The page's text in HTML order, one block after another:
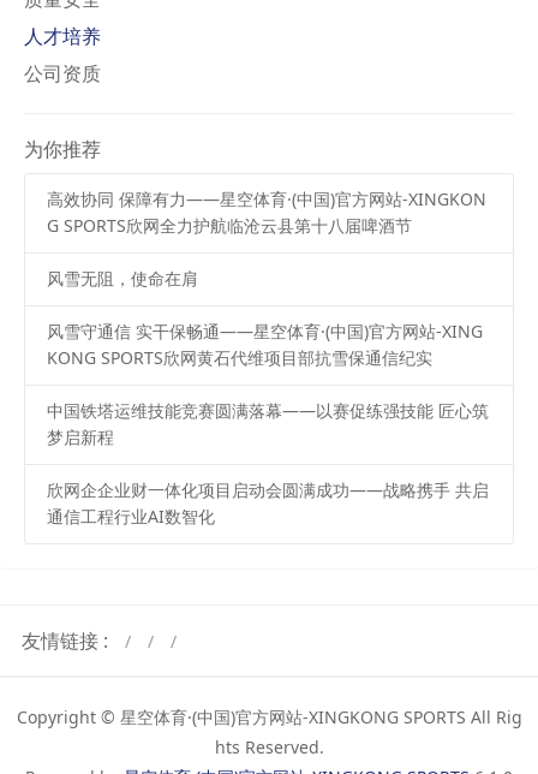
人才培养
公司资质
为你推荐
高效协同 保障有力——星空体育·(中国)官方网站-XINGKON
G SPORTS欣网全力护航临沧云县第十八届啤酒节
风雪无阻，使命在肩
风雪守通信 实干保畅通——星空体育·(中国)官方网站-XING
KONG SPORTS欣网黄石代维项目部抗雪保通信纪实
中国铁塔运维技能竞赛圆满落幕——以赛促练强技能 匠心筑
梦启新程
欣网企企业财一体化项目启动会圆满成功——战略携手 共启
通信工程行业AI数智化
友情链接 :
Copyright © 星空体育·(中国)官方网站-XINGKONG SPORTS All Rig
hts Reserved.